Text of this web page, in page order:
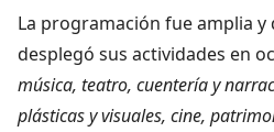
La programación fue amplia y
desplegó sus actividades en
música, teatro, cuentería y
plásticas y visuales, cine,